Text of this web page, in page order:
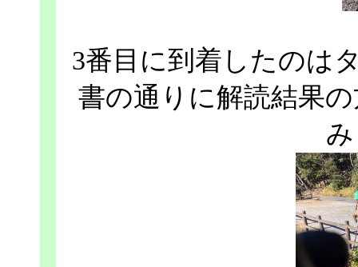
3番目に到着したのは
書の通りに解読結果